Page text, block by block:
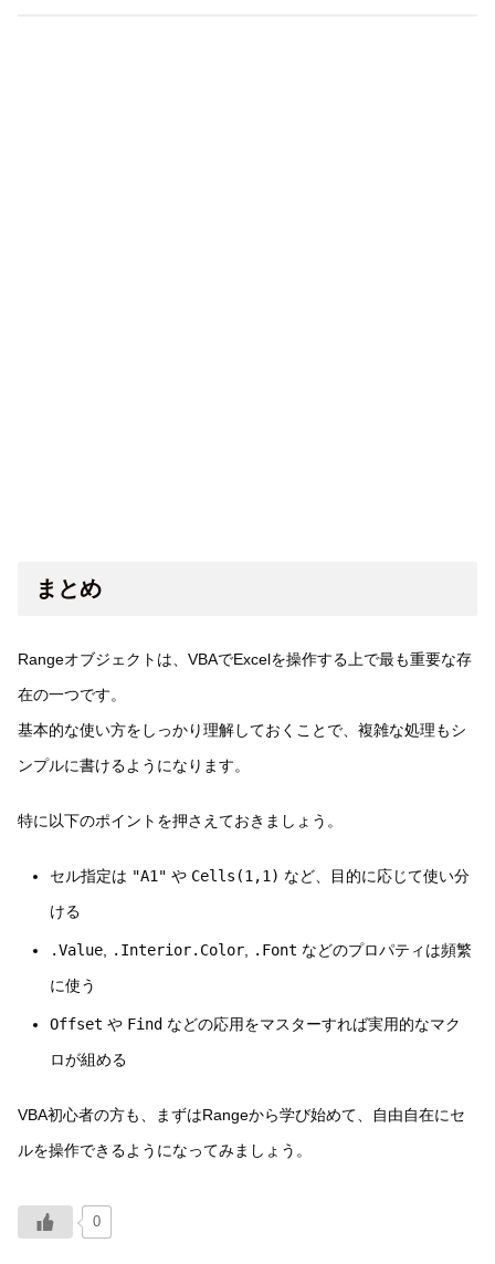
まとめ
Rangeオブジェクトは、VBAでExcelを操作する上で最も重要な存
在の一つです。
基本的な使い方をしっかり理解しておくことで、複雑な処理もシ
ンプルに書けるようになります。
特に以下のポイントを押さえておきましょう。
セル指定は "A1" や Cells(1,1) など、目的に応じて使い分
ける
.Value, .Interior.Color, .Font などのプロパティは頻繁
に使う
Offset や Find などの応用をマスターすれば実用的なマク
ロが組める
VBA初心者の方も、まずはRangeから学び始めて、自由自在にセ
ルを操作できるようになってみましょう。
0